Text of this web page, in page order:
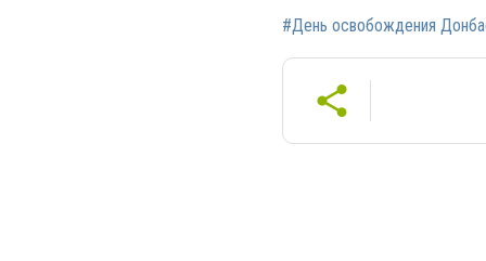
#День освобождения